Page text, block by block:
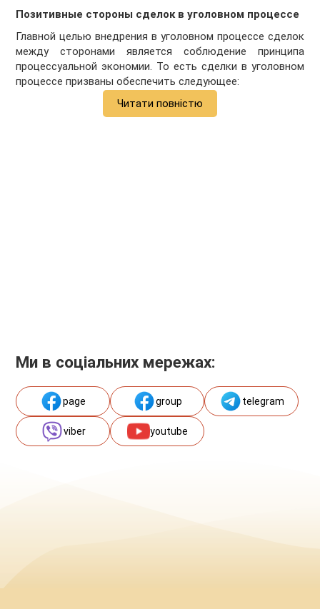
Позитивные стороны сделок в уголовном процессе
Главной целью внедрения в уголовном процессе сделок
между сторонами является соблюдение принципа
процессуальной экономии. То есть сделки в уголовном
процессе призваны обеспечить следующее:
Читати повністю
Ми в соціальних мережах:
page group telegram
viber youtube